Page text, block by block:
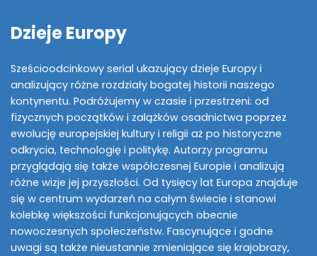
Dzieje Europy
Sześcioodcinkowy serial ukazujący dzieje Europy i
analizujący różne rozdziały bogatej historii naszego
kontynentu. Podróżujemy w czasie i przestrzeni: od
fizycznych początków i zalążków osadnictwa poprzez
ewolucję europejskiej kultury i religii aż po historyczne
odkrycia, technologię i politykę. Autorzy programu
przyglądają się także współczesnej Europie i analizują
różne wizje jej przyszłości. Od tysięcy lat Europa znajduje
się w centrum wydarzeń na całym świecie i stanowi
kolebkę większości funkcjonujących obecnie
nowoczesnych społeczeństw. Fascynujące i godne
uwagi są także nieustannie zmieniające się krajobrazy,